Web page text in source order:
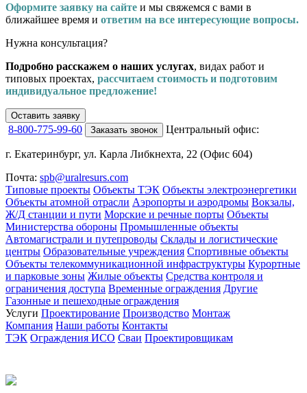
Оформите заявку на сайте и мы свяжемся с вами в
ближайшее время и ответим на все интересующие вопросы.
Нужна консультация?
Подробно расскажем о наших услугах, видах работ и
типовых проектах, рассчитаем стоимость и подготовим
индивидуальное предложение!
Оставить заявку
8-800-775-99-60 Заказать звонок Центральный офис:
г. Екатеринбург, ул. Карла Либкнехта, 22 (Офис 604)
Почта: spb@uralresurs.com
Типовые проекты Объекты ТЭК Объекты электроэнергетики
Объекты атомной отрасли Аэропорты и аэродромы Вокзалы,
Ж/Д станции и пути Морские и речные порты Объекты
Министерства обороны Промышленные объекты
Автомагистрали и путепроводы Склады и логистические
центры Образовательные учреждения Спортивные объекты
Объекты телекоммуникационной инфраструктуры Курортные
и парковые зоны Жилые объекты Средства контроля и
ограничения доступа Временные ограждения Другие
Газонные и пешеходные ограждения
Услуги Проектирование Производство Монтаж
Компания Наши работы Контакты
ТЭК Ограждения ИСО Сваи Проектировщикам